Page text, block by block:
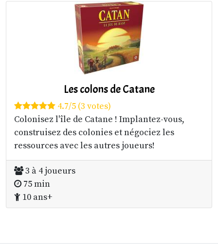
Les colons de Catane
4.7/5 (3 votes)
Colonisez l'île de Catane ! Implantez-vous,
construisez des colonies et négociez les
ressources avec les autres joueurs!
3 à 4 joueurs
75 min
10 ans+